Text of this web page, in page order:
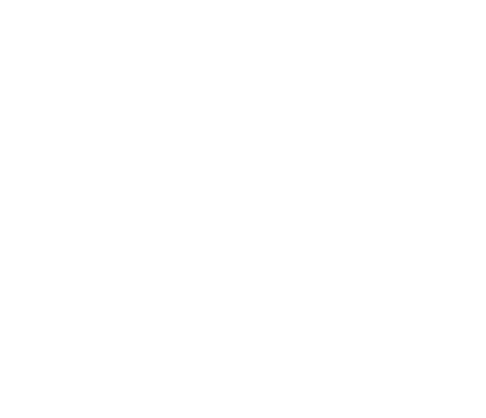
Private Griya Loka BSD City